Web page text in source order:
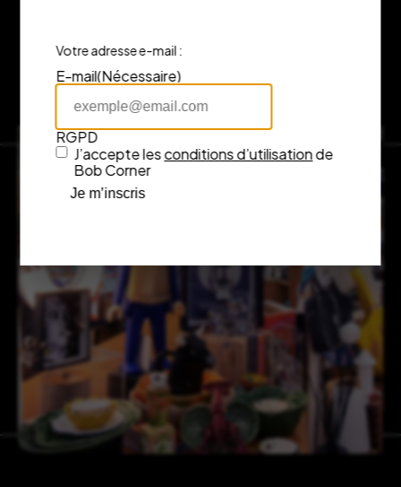
Votre adresse e-mail :
E-mail(Nécessaire)
RGPD
J’accepte lesconditions d’utilisationde
Bob Corner
Je m’inscris